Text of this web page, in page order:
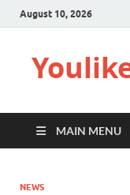
August 10, 2026
MAIN MENU
NEWS